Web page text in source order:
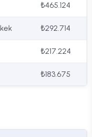
₺465.124
₺292.714
₺217.224
₺183.675